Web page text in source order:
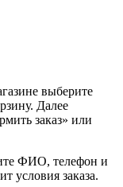
выберите
Далее
заказ» или
ФИО, телефон и
условия заказа.